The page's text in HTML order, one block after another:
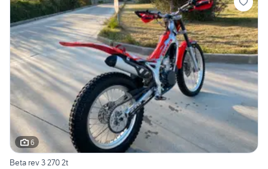
6
Beta rev 3 270 2t